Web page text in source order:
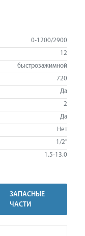
0-1200/2900
12
быстрозажимной
720
Да
2
Да
Нет
1/2"
1.5-13.0
ЗАПАСНЫЕ
ЧАСТИ